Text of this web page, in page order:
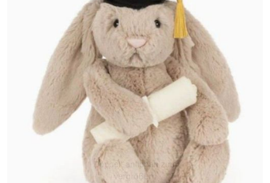
Doppelt antippen zum
vergrößern